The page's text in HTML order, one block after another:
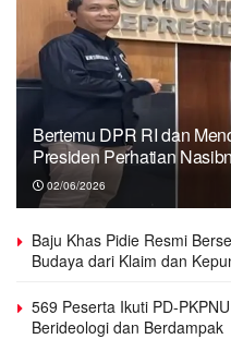
Bertemu DPR RI dan
Presiden Perhatian
02/06/2026
Baju Khas Pidie Resmi
Budaya dari Klaim dan
569 Peserta Ikuti PD-
Berideologi dan Berdampak